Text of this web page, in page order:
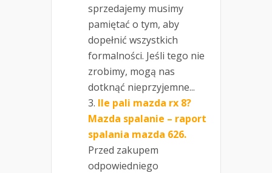
sprzedajemy musimy
pamiętać o tym, aby
dopełnić wszystkich
formalności. Jeśli tego nie
zrobimy, mogą nas
dotknąć nieprzyjemne...
Ile pali mazda rx 8?
Mazda spalanie – raport
spalania mazda 626.
Przed zakupem
odpowiedniego